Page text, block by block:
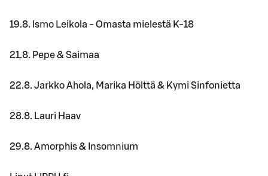
19.8. Ismo Leikola - Omasta mielestä K-18
21.8. Pepe & Saimaa
22.8. Jarkko Ahola, Marika Hölttä & Kymi Sinfonietta
28.8. Lauri Haav
29.8. Amorphis & Insomnium